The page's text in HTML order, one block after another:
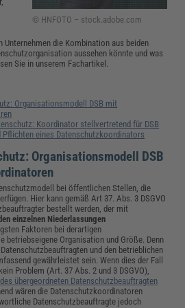
© HNFOTO – stock.adobe.com
die Kombination aus beiden
aussehen könnte und was
Sie in unserem Fachartikel.
Organisationsmodell DSB mit
Koordinator stellvertretend für DSB
Pflichten eines Datenschutzkoordinators
Organisationsmodell DSB
bei öffentlichen Stellen, die
Hier kann gemäß Art 37. Abs. 3 DSGVO
bestellt werden, der mit
einzelnen Niederlassungen
Faktoren bei derartigen
betriebseigene Organisation und Größe. Denn
und den betrieblichen
gewährleistet sein. Wenn dies der Fall
Problem (Art. 37 Abs. 2 und 3 DSGVO),
übergeordneten Datenschutzbeauftragten
wären die Datenschutzkoordinatoren
Datenschutzbeauftragte jedoch